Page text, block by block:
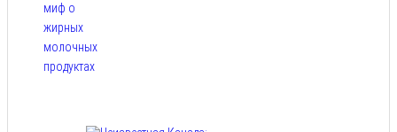
миф о
жирных
молочных
продуктах